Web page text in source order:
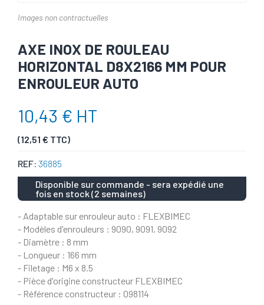
Images non contractuelles
AXE INOX DE ROULEAU
HORIZONTAL D8X2166 MM POUR
ENROULEUR AUTO
10,43 € HT
(12,51 € TTC)
REF: 36885
Disponible sur commande - sera expédié une
fois en stock (2 semaines)
- Adaptable sur enrouleur auto : FLEXBIMEC
- Modèles d'enrouleurs : 9090, 9091, 9092
- Diamètre : 8 mm
- Longueur : 166 mm
- Filetage : M6 x 8.5
- Pièce d'origine constructeur FLEXBIMEC
- Référence constructeur : 098114